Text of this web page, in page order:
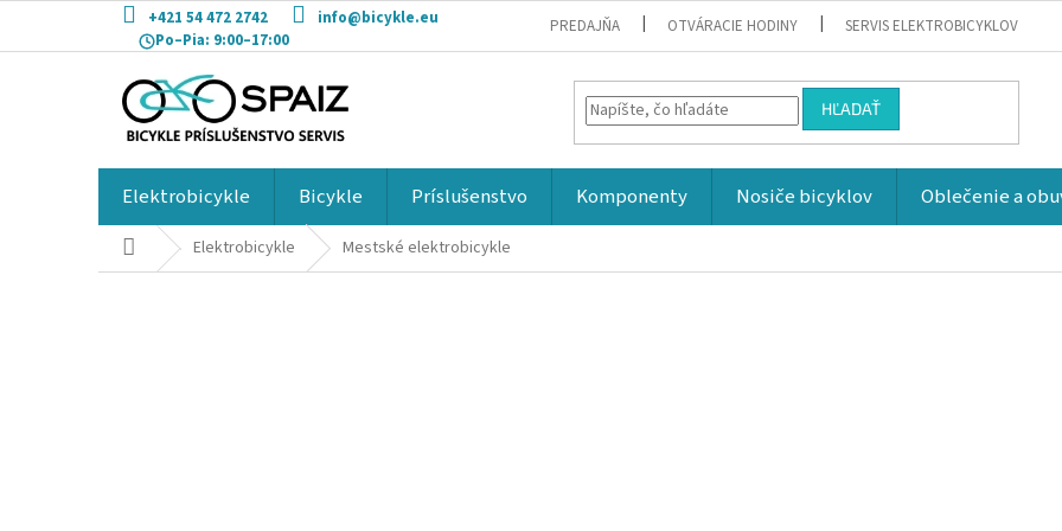
obsah
+421 54 472 2742
info@bicykle.eu
Po–Pia: 9:00–17:00
PREDAJŇA OTVÁRACIE HODINY SERVIS ELEKTROBICYKLOV
HĽADAŤ
Elektrobicykle Bicykle Príslušenstvo Komponenty Nosiče bicyklov Oblečenie a
DomovElektrobicykle Mestské elektrobicykle